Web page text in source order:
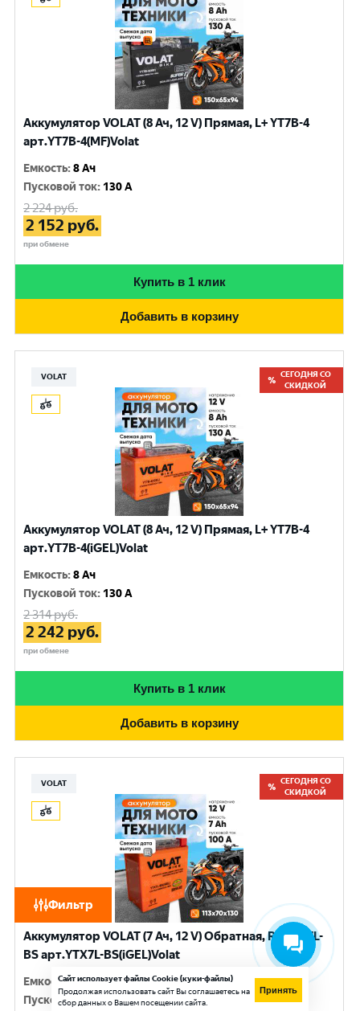
Фильтр
Аккумулятор VOLAT (8 Ач, 12 V) Прямая, L+ YT7B-4
арт.YT7B-4(MF)Volat
Емкость:8 Ач
Пусковой ток: 130 A
2 224руб.
2 152 руб.
при обмене
Купить в 1 клик
Добавить в корзину
VOLAT
СЕГОДНЯ СО
СКИДКОЙ
Аккумулятор VOLAT (8 Ач, 12 V) Прямая, L+ YT7B-4
арт.YT7B-4(iGEL)Volat
Емкость:8 Ач
Пусковой ток: 130 A
2 314руб.
2 242 руб.
при обмене
Купить в 1 клик
Добавить в корзину
VOLAT
СЕГОДНЯ СО
СКИДКОЙ
Аккумулятор VOLAT (7 Ач, 12 V) Обратная, R+ YTX7L-
BS арт.YTX7L-BS(iGEL)Volat
Емкость:7 Ач
Пусковой ток:100 A
Сайт использует файлы Cookie (куки-файлы)
Продолжая использовать сайт Вы соглашаетесь на
сбор данных о Вашем посещении сайта.
Принять